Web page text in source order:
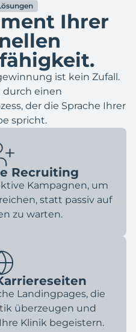
Ihrer
ist kein Zufall.
durch einen
der die Sprache Ihrer
spricht.
Recruiting
Kampagnen, um
statt passiv auf
zu warten.
Landingpages, die
überzeugen und
Klinik begeistern.